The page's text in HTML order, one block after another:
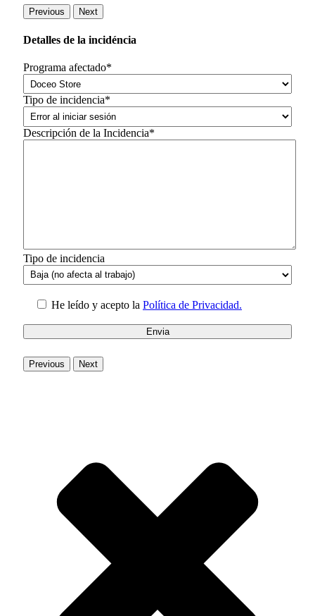
Previous Next
Detalles de la incidéncia
Programa afectado*
Tipo de incidencia*
Descripción de la Incidencia*
Tipo de incidencia
He leído y acepto la Política de Privacidad.
Previous Next